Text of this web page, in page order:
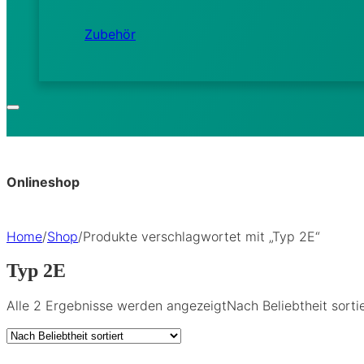
Zubehör
Onlineshop
Home/Shop/Produkte verschlagwortet mit „Typ 2E“
Typ 2E
Alle 2 Ergebnisse werden angezeigtNach Beliebtheit